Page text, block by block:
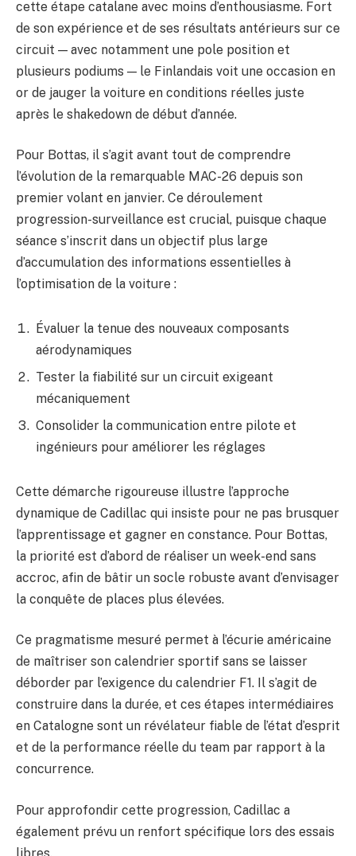
cette étape catalane avec moins d’enthousiasme. Fort
de son expérience et de ses résultats antérieurs sur ce
circuit — avec notamment une pole position et
plusieurs podiums — le Finlandais voit une occasion en
or de jauger la voiture en conditions réelles juste
après le shakedown de début d’année.
Pour Bottas, il s’agit avant tout de comprendre
l’évolution de la remarquable MAC-26 depuis son
premier volant en janvier. Ce déroulement
progression-surveillance est crucial, puisque chaque
séance s’inscrit dans un objectif plus large
d’accumulation des informations essentielles à
l’optimisation de la voiture :
Évaluer la tenue des nouveaux composants
aérodynamiques
Tester la fiabilité sur un circuit exigeant
mécaniquement
Consolider la communication entre pilote et
ingénieurs pour améliorer les réglages
Cette démarche rigoureuse illustre l’approche
dynamique de Cadillac qui insiste pour ne pas brusquer
l’apprentissage et gagner en constance. Pour Bottas,
la priorité est d’abord de réaliser un week-end sans
accroc, afin de bâtir un socle robuste avant d’envisager
la conquête de places plus élevées.
Ce pragmatisme mesuré permet à l’écurie américaine
de maîtriser son calendrier sportif sans se laisser
déborder par l’exigence du calendrier F1. Il s’agit de
construire dans la durée, et ces étapes intermédiaires
en Catalogne sont un révélateur fiable de l’état d’esprit
et de la performance réelle du team par rapport à la
concurrence.
Pour approfondir cette progression, Cadillac a
également prévu un renfort spécifique lors des essais